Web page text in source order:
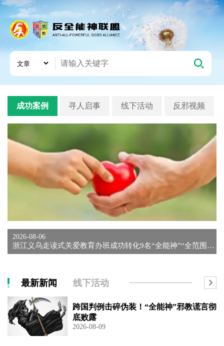
成功案例 寻人启事 线下活动 反邪视频
2026-08-06
浙江义乌走读式关爱教育办班成功转化9名“全能神”“全范围教会...
最新新闻 线下活动
跨国判例击碎伪装！“全能神”邪教谎言彻
底败露
2026-08-09